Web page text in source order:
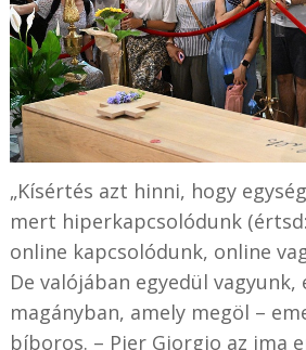
„Kísértés azt hinni, hogy
mert hiperkapcsolódunk
online kapcsolódunk, online
De valójában egyedül vagyunk,
magányban, amely megöl –
bíboros. – Pier Giorgio az ima